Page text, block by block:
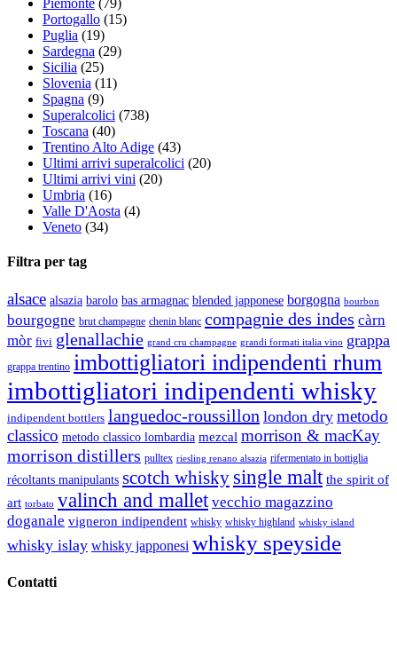
Piemonte (79)
Portogallo (15)
Puglia (19)
Sardegna (29)
Sicilia (25)
Slovenia (11)
Spagna (9)
Superalcolici (738)
Toscana (40)
Trentino Alto Adige (43)
Ultimi arrivi superalcolici (20)
Ultimi arrivi vini (20)
Umbria (16)
Valle D'Aosta (4)
Veneto (34)
Filtra per tag
alsace alsazia barolo bas armagnac blended japponese borgogna bourbon
bourgogne brut champagne chenin blanc compagnie des indes càrn
mòr fivi glenallachie grand cru champagne grandi formati italia vino grappa
grappa trentino imbottigliatori indipendenti rhum
imbottigliatori indipendenti whisky
indipendent bottlers languedoc-roussillon london dry metodo
classico metodo classico lombardia mezcal morrison & macKay
morrison distillers pulltex riesling renano alsazia rifermentato in bottiglia
récoltants manipulants scotch whisky single malt the spirit of
art torbato valinch and mallet vecchio magazzino
doganale vigneron indipendent whisky whisky highland whisky island
whisky islay whisky japponesi whisky speyside
Contatti